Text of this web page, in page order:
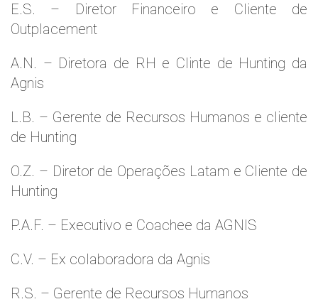
E.S. – Diretor Financeiro e Cliente de
Outplacement
A.N. – Diretora de RH e Clinte de Hunting da
Agnis
L.B. – Gerente de Recursos Humanos e cliente
de Hunting
O.Z. – Diretor de Operações Latam e Cliente de
Hunting
P.A.F. – Executivo e Coachee da AGNIS
C.V. – Ex colaboradora da Agnis
R.S. – Gerente de Recursos Humanos